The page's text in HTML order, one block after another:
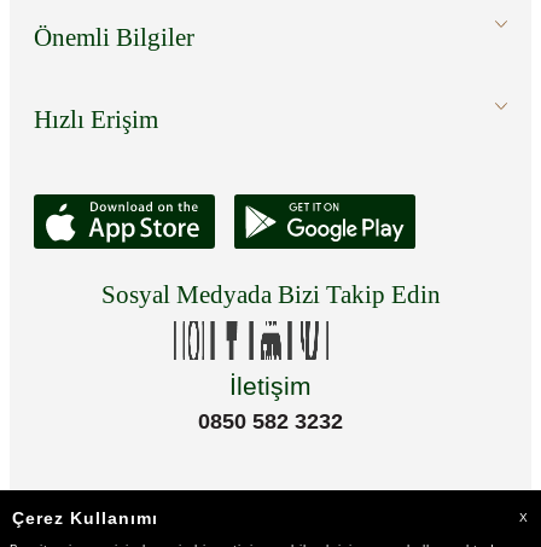
Önemli Bilgiler
Hızlı Erişim
Sosyal Medyada Bizi Takip Edin
İletişim
0850 582 3232
Çerez Kullanımı X